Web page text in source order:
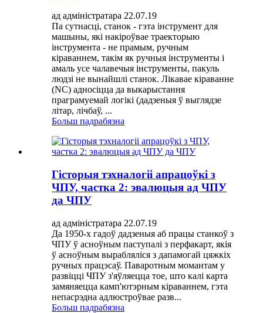
ад адміністратара 22.07.19
Па сутнасці, станок - гэта інструмент для
машыны, які накіроўвае траекторыю
інструмента - не прамым, ручным
кіраваннем, такім як ручныя інструменты і
амаль усе чалавечыя інструменты, пакуль
людзі не вынайшлі станок. Лікавае кіраванне
(NC) адносіцца да выкарыстання
праграмуемай логікі (дадзеныя ў выглядзе
літар, лічбаў, ...
Больш падрабязна
Гісторыя тэхналогіі апрацоўкі з
ЧПУ, частка 2: эвалюцыя ад ЧПУ
да ЧПУ
ад адміністратара 22.07.19
Да 1950-х гадоў дадзеныя аб працы станкоў з
ЧПУ ў асноўным паступалі з перфакарт, якія
ў асноўным вырабляліся з дапамогай цяжкіх
ручных працэсаў. Паваротным момантам у
развіцці ЧПУ з'яўляецца тое, што калі карта
замяняецца камп'ютэрным кіраваннем, гэта
непасрэдна адлюстроўвае разв...
Больш падрабязна